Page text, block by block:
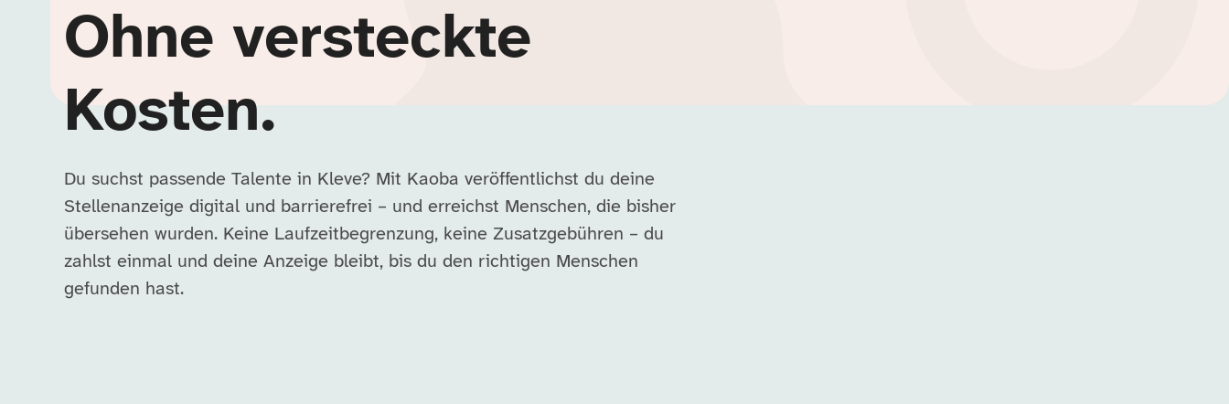
Ohne versteckte
Kosten.
Du suchst passende Talente in Kleve? Mit Kaoba veröffentlichst du deine
Stellenanzeige digital und barrierefrei – und erreichst Menschen, die bisher
übersehen wurden. Keine Laufzeitbegrenzung, keine Zusatzgebühren – du
zahlst einmal und deine Anzeige bleibt, bis du den richtigen Menschen
gefunden hast.